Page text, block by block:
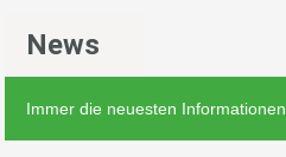
News
Immer die neuesten Informationen